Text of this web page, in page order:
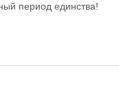
период единства!
духовника